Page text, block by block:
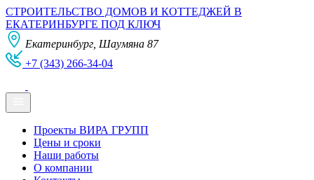
СТРОИТЕЛЬСТВО ДОМОВ И КОТТЕДЖЕЙ В
ЕКАТЕРИНБУРГЕ ПОД КЛЮЧ
Екатеринбург, Шаумяна 87
+7 (343) 266-34-04
Проекты ВИРА ГРУПП
Цены и сроки
Наши работы
О компании